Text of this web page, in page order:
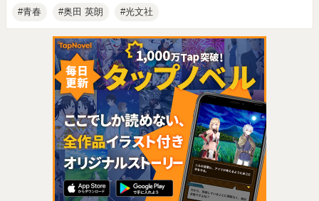
青春 奥田 英朗 光文社